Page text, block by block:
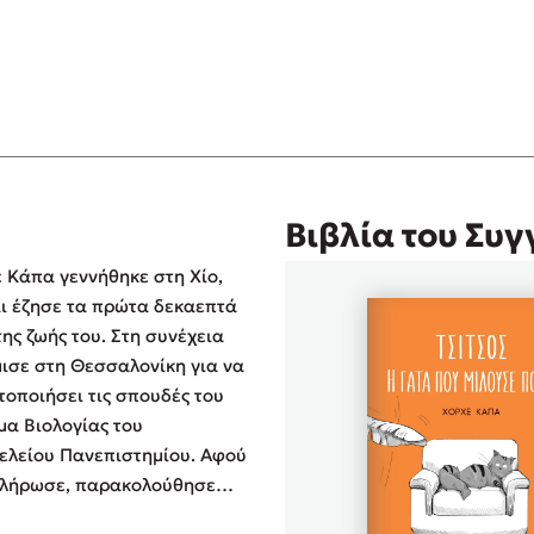
μία νουβέλα για τον δικό μου γάτο.
αιώνιος δυνάστης μας
γραπτό λόγο και μηνύματα με βαθύ νόημα για την
γεννήθηκε στη Χίο,
έζησε τα πρώτα δεκαεπτά
ζωής του. Στη συνέχεια
στη Θεσσαλονίκη για να
τις σπουδές του
Βιολογίας του
Πανεπιστημίου. Αφού
παρακολούθησε
Βιβλία του